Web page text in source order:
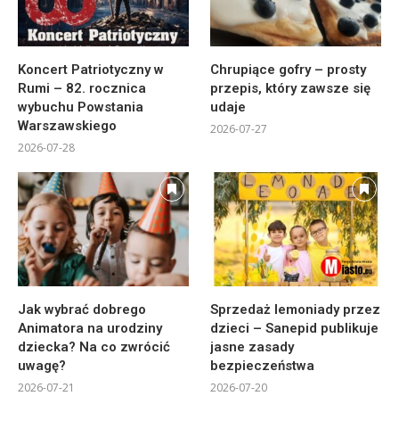
Koncert Patriotyczny w
Rumi – 82. rocznica
wybuchu Powstania
Warszawskiego
2026-07-28
Chrupiące gofry – prosty
przepis, który zawsze się
udaje
2026-07-27
Jak wybrać dobrego
Animatora na urodziny
dziecka? Na co zwrócić
uwagę?
2026-07-21
Sprzedaż lemoniady przez
dzieci – Sanepid publikuje
jasne zasady
bezpieczeństwa
2026-07-20